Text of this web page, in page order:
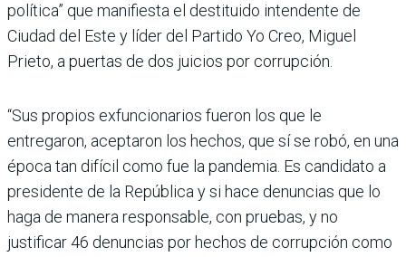
política” que manifiesta el destituido intendente de
Ciudad del Este y líder del Partido Yo Creo, Miguel
Prieto, a puertas de dos juicios por corrupción.
“Sus propios exfuncionarios fueron los que le
entregaron, aceptaron los hechos, que sí se robó, en una
época tan difí­cil como fue la pandemia. Es candidato a
presidente de la República y si hace denun­cias que lo
haga de manera responsable, con pruebas, y no
justificar 46 denuncias por hechos de corrupción como